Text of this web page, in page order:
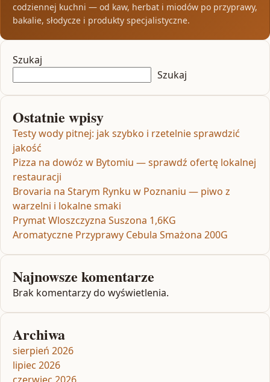
codziennej kuchni — od kaw, herbat i miodów po przyprawy,
bakalie, słodycze i produkty specjalistyczne.
Szukaj
Szukaj
Ostatnie wpisy
Testy wody pitnej: jak szybko i rzetelnie sprawdzić
jakość
Pizza na dowóz w Bytomiu — sprawdź ofertę lokalnej
restauracji
Brovaria na Starym Rynku w Poznaniu — piwo z
warzelni i lokalne smaki
Prymat Wloszczyzna Suszona 1,6KG
Aromatyczne Przyprawy Cebula Smażona 200G
Najnowsze komentarze
Brak komentarzy do wyświetlenia.
Archiwa
sierpień 2026
lipiec 2026